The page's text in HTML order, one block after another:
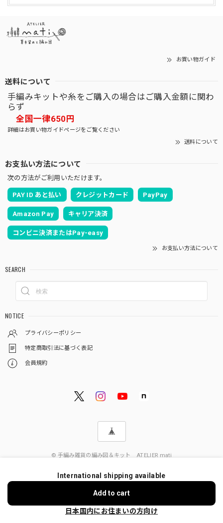
お買い物ガイド
送料について
手編みキットや糸をご購入の場合はご購入金額に関わ
らず
全国一律650円
詳細はお買い物ガイドページをご覧ください
送料について
お支払い方法について
次の方法がご利用いただけます。
PAY ID あと払い クレジットカード PayPay
Amazon Pay キャリア決済
コンビニ決済またはPay-easy
お支払い方法について
SEARCH
NOTICE
プライバシーポリシー
特定商取引法に基づく表記
会員規約
© 手編み雑貨の編み図＆キット ATELIER mati
International shipping available
Add to cart
日本国内にお住まいの方向け
ショップに質問する